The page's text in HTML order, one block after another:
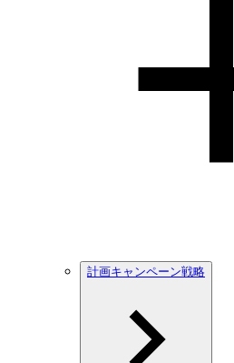
計画キャンペーン戦略